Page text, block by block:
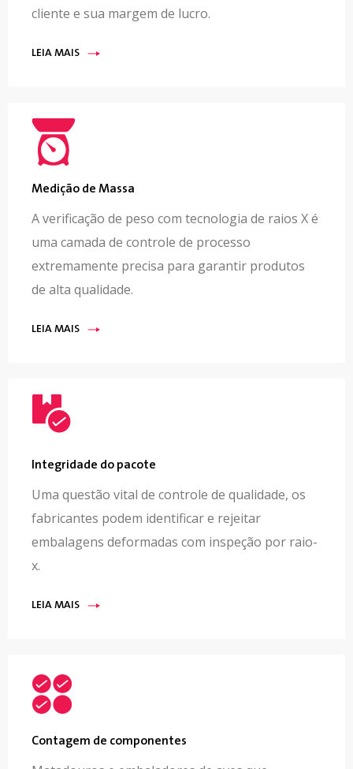
cliente e sua margem de lucro.
LEIA MAIS
Medição de Massa
A verificação de peso com tecnologia de raios X é
uma camada de controle de processo
extremamente precisa para garantir produtos
de alta qualidade.
LEIA MAIS
Integridade do pacote
Uma questão vital de controle de qualidade, os
fabricantes podem identificar e rejeitar
embalagens deformadas com inspeção por raio-
x.
LEIA MAIS
Contagem de componentes